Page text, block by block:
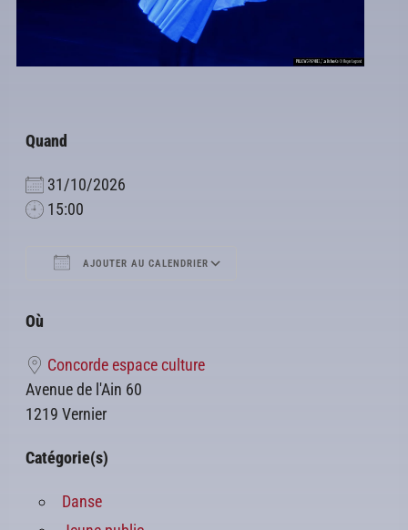
Quand
31/10/2026
15:00
AJOUTER AU CALENDRIER
Où
Concorde espace culture
Avenue de l'Ain 60
1219 Vernier
Catégorie(s)
Danse